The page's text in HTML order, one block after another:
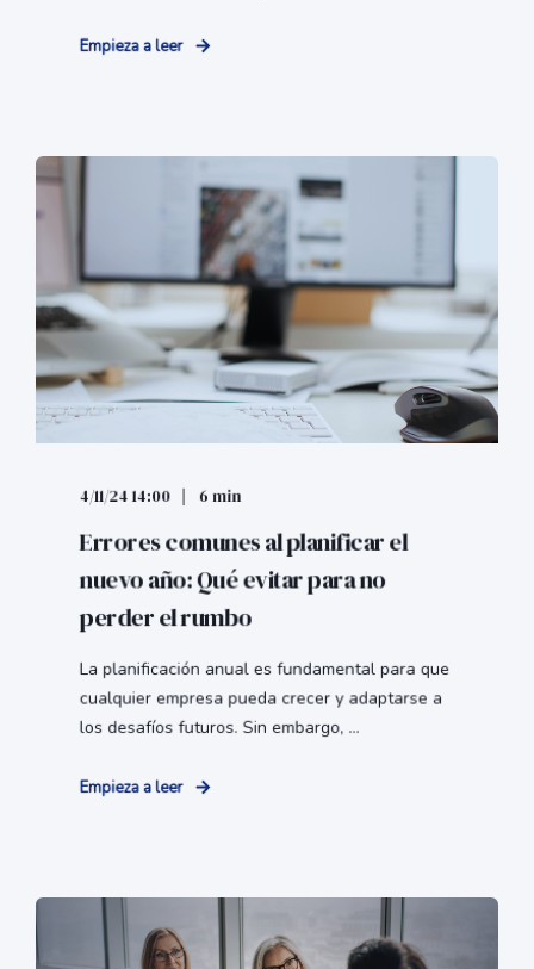
Empieza a leer
4/11/24 14:00 6 min
Errores comunes al planificar el
nuevo año: Qué evitar para no
perder el rumbo
La planificación anual es fundamental para que
cualquier empresa pueda crecer y adaptarse a
los desafíos futuros. Sin embargo, ...
Empieza a leer